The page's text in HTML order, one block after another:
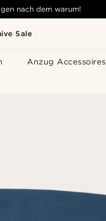
Sale
Anzug Accessoires
nach dem warum!